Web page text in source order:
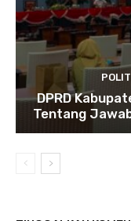
DPRD
Tentang